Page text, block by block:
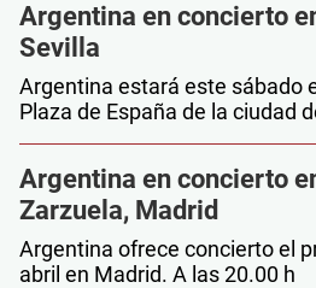
Argentina en concierto
Sevilla
Argentina estará este sábado
Plaza de España de la ciudad
Argentina en concierto
Zarzuela, Madrid
Argentina ofrece concierto el
abril en Madrid. A las 20.00 h